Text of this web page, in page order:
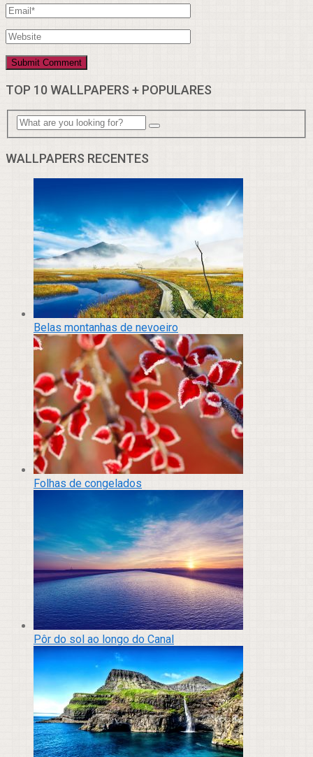
TOP 10 WALLPAPERS + POPULARES
WALLPAPERS RECENTES
Belas montanhas de nevoeiro
Folhas de congelados
Pôr do sol ao longo do Canal